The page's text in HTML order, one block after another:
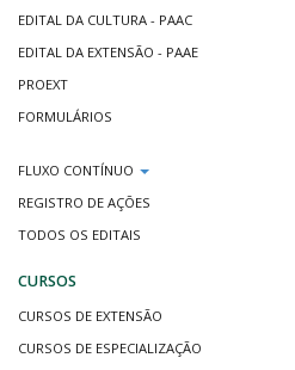
EDITAL DA CULTURA - PAAC
EDITAL DA EXTENSÃO - PAAE
PROEXT
FORMULÁRIOS
FLUXO CONTÍNUO
REGISTRO DE AÇÕES
TODOS OS EDITAIS
CURSOS
CURSOS DE EXTENSÃO
CURSOS DE ESPECIALIZAÇÃO